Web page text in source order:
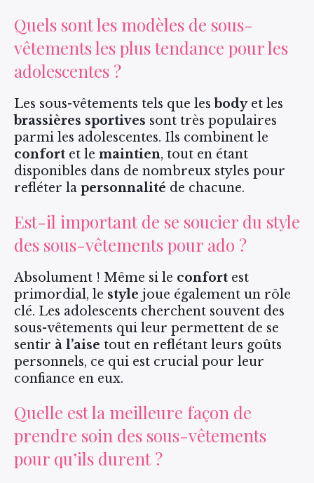
Quels sont les modèles de sous-
vêtements les plus tendance pour les
adolescentes ?
Les sous-vêtements tels que les bodyet les
brassières sportives sont très populaires
parmi les adolescentes. Ils combinent le
confort et le maintien, tout en étant
disponibles dans de nombreux styles pour
refléter la personnalité de chacune.
Est-il important de se soucier du style
des sous-vêtements pour ado ?
Absolument ! Même si le confort est
primordial, le style joue également un rôle
clé. Les adolescents cherchent souvent des
sous-vêtements qui leur permettent de se
sentir à l’aise tout en reflétant leurs goûts
personnels, ce qui est crucial pour leur
confiance en eux.
Quelle est la meilleure façon de
prendre soin des sous-vêtements
pour qu’ils durent ?